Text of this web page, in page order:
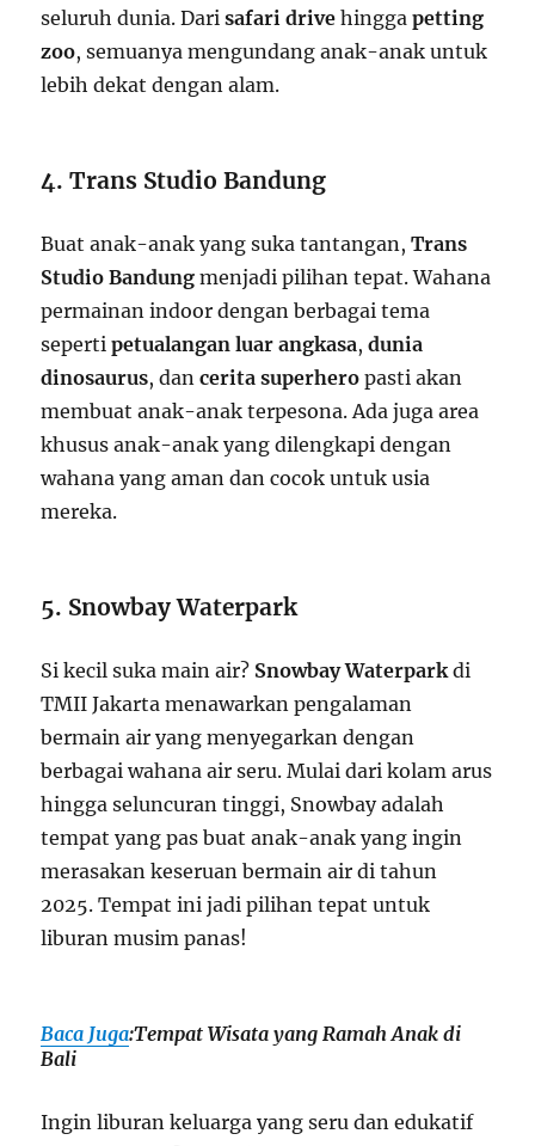
seluruh dunia. Darisafari drive hinggapetting
zoo, semuanya mengundang anak-anak untuk
lebih dekat dengan alam.
4. Trans Studio Bandung
Buat anak-anak yang suka tantangan,Trans
Studio Bandung menjadi pilihan tepat. Wahana
permainan indoor dengan berbagai tema
sepertipetualangan luar angkasa,dunia
dinosaurus, dancerita superhero pasti akan
membuat anak-anak terpesona. Ada juga area
khusus anak-anak yang dilengkapi dengan
wahana yang aman dan cocok untuk usia
mereka.
5. Snowbay Waterpark
Si kecil suka main air? Snowbay Waterparkdi
TMII Jakarta menawarkan pengalaman
bermain air yang menyegarkan dengan
berbagai wahana air seru. Mulai dari kolam arus
hingga seluncuran tinggi, Snowbay adalah
tempat yang pas buat anak-anak yang ingin
merasakan keseruan bermain air di tahun
2025. Tempat ini jadi pilihan tepat untuk
liburan musim panas!
Baca Juga:Tempat Wisata yang Ramah Anak di
Bali
Ingin liburan keluarga yang seru dan edukatif